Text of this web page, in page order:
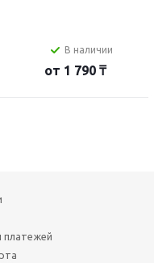
В наличии
от 1 790 ₸
платежей